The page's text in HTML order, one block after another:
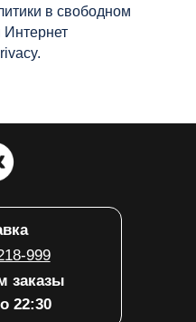
в свободном
Интернет